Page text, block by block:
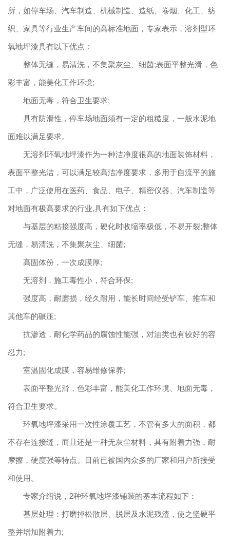
所，如停车场、汽车制造、机械制造、造纸、卷烟、化工、纺
织、家具等行业生产车间的高标准地面，专家表示，溶剂型环
氧地坪漆具有以下优点：
整体无缝，易清洗，不集聚灰尘、细菌;表面平整光滑，色
彩丰富，能美化工作环境;
地面无毒，符合卫生要求;
具有防滑性，停车场地面须有一定的粗糙度，一般水泥地
面难以满足要求。
无溶剂环氧地坪漆作为一种洁净度很高的地面装饰材料，
表面平整光洁，可以满足较高洁净度要求，多用于自流平的施
工中，广泛使用在医药、食品、电子、精密仪器、汽车制造等
对地面有极高要求的行业,具有如下优点：
与基层的粘接强度高，硬化时收缩率极低，不易开裂;整体
无缝，易清洗，不集聚灰尘、细菌;
高固体份，一次成膜厚;
无溶剂，施工毒性小，符合环保;
强度高，耐磨损，经久耐用，能长时间经受铲车、推车和
其他车的碾压;
抗渗透，耐化学药品的腐蚀性能强，对油类也有较好的容
忍力;
室温固化成膜，容易维修保养;
表面平整光滑，色彩丰富，能美化工作环境、地面无毒，
符合卫生要求。
环氧地坪漆采用一次性涂覆工艺，不管有多大的面积，都
不存在连接缝，而且还是一种无灰尘材料，具有附着力强，耐
摩擦，硬度强等特点。目前已被国内众多的厂家和用户所接受
和使用。
专家介绍说，2种环氧地坪漆铺装的基本流程如下：
基层处理：打磨掉松散层、脱层及水泥残渣，使之坚硬平
整并增加附着力;